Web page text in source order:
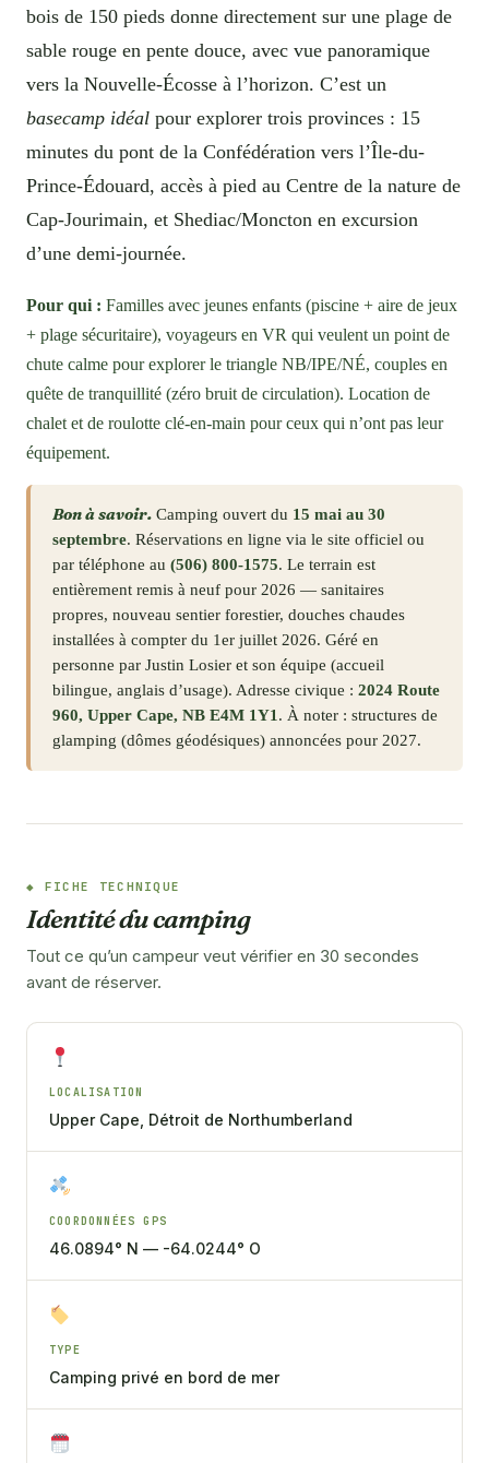
bois de 150 pieds donne directement sur une plage de
sable rouge en pente douce, avec vue panoramique
vers la Nouvelle-Écosse à l’horizon. C’est un
basecamp idéal pour explorer trois provinces : 15
minutes du pont de la Confédération vers l’Île-du-
Prince-Édouard, accès à pied au Centre de la nature de
Cap-Jourimain, et Shediac/Moncton en excursion
d’une demi-journée.
Pour qui : Familles avec jeunes enfants (piscine + aire de jeux
+ plage sécuritaire), voyageurs en VR qui veulent un point de
chute calme pour explorer le triangle NB/IPE/NÉ, couples en
quête de tranquillité (zéro bruit de circulation). Location de
chalet et de roulotte clé-en-main pour ceux qui n’ont pas leur
équipement.
Bon à savoir. Camping ouvert du 15 mai au 30
septembre. Réservations en ligne via le site officiel ou
par téléphone au (506) 800-1575. Le terrain est
entièrement remis à neuf pour 2026 — sanitaires
propres, nouveau sentier forestier, douches chaudes
installées à compter du 1er juillet 2026. Géré en
personne par Justin Losier et son équipe (accueil
bilingue, anglais d’usage). Adresse civique : 2024 Route
960, Upper Cape, NB E4M 1Y1 . À noter : structures de
glamping (dômes géodésiques) annoncées pour 2027.
FICHE TECHNIQUE
Identité du camping
Tout ce qu’un campeur veut vérifier en 30 secondes
avant de réserver.
LOCALISATION
Upper Cape, Détroit de Northumberland
COORDONNÉES GPS
46.0894° N — -64.0244° O
TYPE
Camping privé en bord de mer